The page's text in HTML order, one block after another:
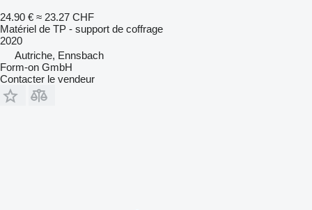
24.90 € ≈ 23.27 CHF
Matériel de TP - support de coffrage
2020
Autriche, Ennsbach
Form-on GmbH
Contacter le vendeur